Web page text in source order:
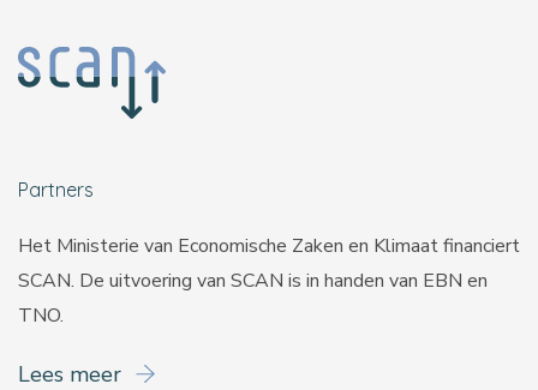
Partners
Het Ministerie van Economische Zaken en Klimaat financiert
SCAN. De uitvoering van SCAN is in handen van EBN en
TNO.
Lees meer